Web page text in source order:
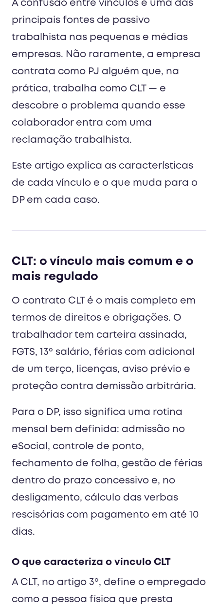
A confusão entre vínculos é uma das
principais fontes de passivo
trabalhista nas pequenas e médias
empresas. Não raramente, a empresa
contrata como PJ alguém que, na
prática, trabalha como CLT — e
descobre o problema quando esse
colaborador entra com uma
reclamação trabalhista.
Este artigo explica as características
de cada vínculo e o que muda para o
DP em cada caso.
CLT: o vínculo mais comum e o
mais regulado
O contrato CLT é o mais completo em
termos de direitos e obrigações. O
trabalhador tem carteira assinada,
FGTS, 13º salário, férias com adicional
de um terço, licenças, aviso prévio e
proteção contra demissão arbitrária.
Para o DP, isso significa uma rotina
mensal bem definida: admissão no
eSocial, controle de ponto,
fechamento de folha, gestão de férias
dentro do prazo concessivo e, no
desligamento, cálculo das verbas
rescisórias com pagamento em até 10
dias.
O que caracteriza o vínculo CLT
A CLT, no artigo 3º, define o empregado
como a pessoa física que presta